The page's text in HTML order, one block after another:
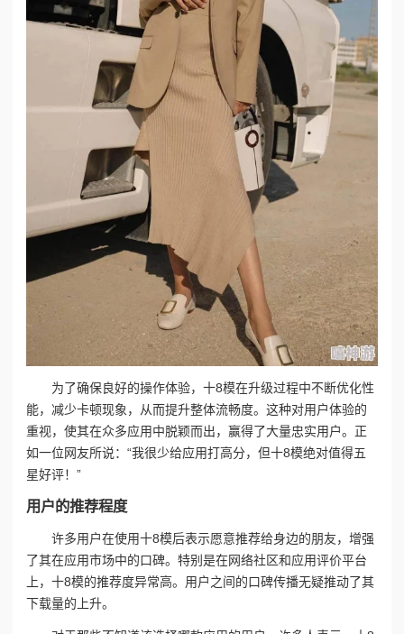
为了确保良好的操作体验，十8模在升级过程中不断优化性
能，减少卡顿现象，从而提升整体流畅度。这种对用户体验的
重视，使其在众多应用中脱颖而出，赢得了大量忠实用户。正
如一位网友所说：“我很少给应用打高分，但十8模绝对值得五
星好评！”
用户的推荐程度
许多用户在使用十8模后表示愿意推荐给身边的朋友，增强
了其在应用市场中的口碑。特别是在网络社区和应用评价平台
上，十8模的推荐度异常高。用户之间的口碑传播无疑推动了其
下载量的上升。